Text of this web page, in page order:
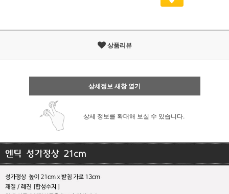
상품리뷰
상세정보 새창 열기
상세 정보를 확대해 보실 수 있습니다.